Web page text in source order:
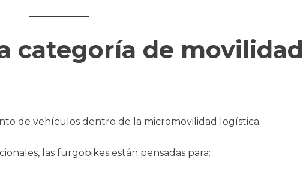
categoría de movilidad
de vehículos dentro de la micromovilidad logística.
las furgobikes están pensadas para: